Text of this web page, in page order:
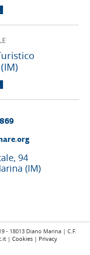
94
(IM)
- 18013 Diano Marina | C.F.
| Cookies| Privacy